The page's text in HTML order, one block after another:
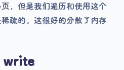
，但是我们遍历和使用这个
疏的。这很好的分散了内存
write